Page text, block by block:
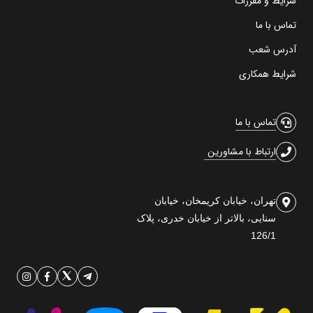
تماس با ما
آدرس شعب
شرایط همکاری
تماس با ما
ارتباط با مشاورین
تهران، خیابان کریمخان، خیابان
سنایی، بالاتر از خیابان خدری، پلاک
126/1